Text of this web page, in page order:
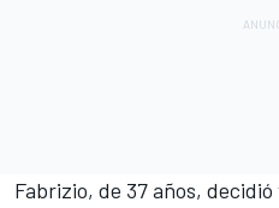
Fabrizio, de 37 años,